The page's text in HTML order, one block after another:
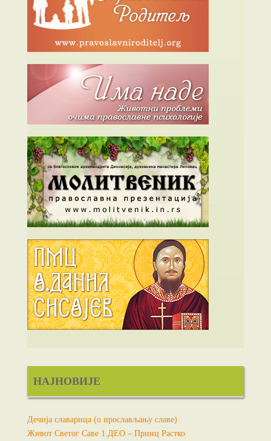
НАЈНОВИЈЕ
Дечија славарица (о прослављању славе)
Живот Светог Саве 1.ДЕО – Принц Растко